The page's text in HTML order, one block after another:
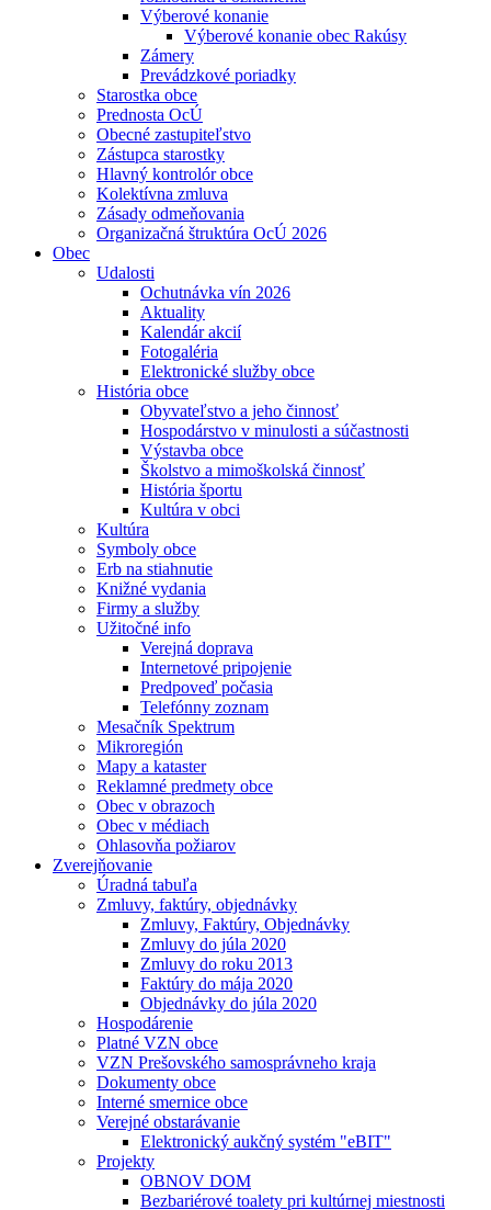
Výberové konanie
Výberové konanie obec Rakúsy
Zámery
Prevádzkové poriadky
Starostka obce
Prednosta OcÚ
Obecné zastupiteľstvo
Zástupca starostky
Hlavný kontrolór obce
Kolektívna zmluva
Zásady odmeňovania
Organizačná štruktúra OcÚ 2026
Obec
Udalosti
Ochutnávka vín 2026
Aktuality
Kalendár akcií
Fotogaléria
Elektronické služby obce
História obce
Obyvateľstvo a jeho činnosť
Hospodárstvo v minulosti a súčastnosti
Výstavba obce
Školstvo a mimoškolská činnosť
História športu
Kultúra v obci
Kultúra
Symboly obce
Erb na stiahnutie
Knižné vydania
Firmy a služby
Užitočné info
Verejná doprava
Internetové pripojenie
Predpoveď počasia
Telefónny zoznam
Mesačník Spektrum
Mikroregión
Mapy a kataster
Reklamné predmety obce
Obec v obrazoch
Obec v médiach
Ohlasovňa požiarov
Zverejňovanie
Úradná tabuľa
Zmluvy, faktúry, objednávky
Zmluvy, Faktúry, Objednávky
Zmluvy do júla 2020
Zmluvy do roku 2013
Faktúry do mája 2020
Objednávky do júla 2020
Hospodárenie
Platné VZN obce
VZN Prešovského samosprávneho kraja
Dokumenty obce
Interné smernice obce
Verejné obstarávanie
Elektronický aukčný systém "eBIT"
Projekty
OBNOV DOM
Bezbariérové toalety pri kultúrnej miestnosti